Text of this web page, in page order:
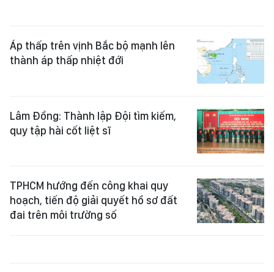
Áp thấp trên vịnh Bắc bộ mạnh lên
thành áp thấp nhiệt đới
Lâm Đồng: Thành lập Đội tìm kiếm,
quy tập hài cốt liệt sĩ
TPHCM hướng đến công khai quy
hoạch, tiến độ giải quyết hồ sơ đất
đai trên môi trường số